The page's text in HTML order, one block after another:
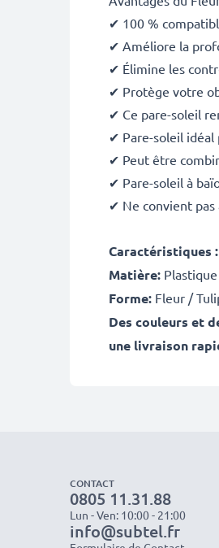
✔ 100 %
✔ Améliore la
✔ Élimine les
✔ Protège votre
✔ Ce pare-soleil
✔ Pare-soleil
✔ Peut être
✔ Pare-soleil à
✔ Ne convient pas
Caractéristiques :
Matière: Plastique
Forme: Fleur /
Des couleurs et
une livraison
CONTACT
0805 11.31.88
Lun - Ven: 10:00 - 21:00
info@subtel.fr